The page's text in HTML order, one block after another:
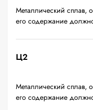
Металлический сплав,
его содержание
Ц2
Металлический сплав,
его содержание